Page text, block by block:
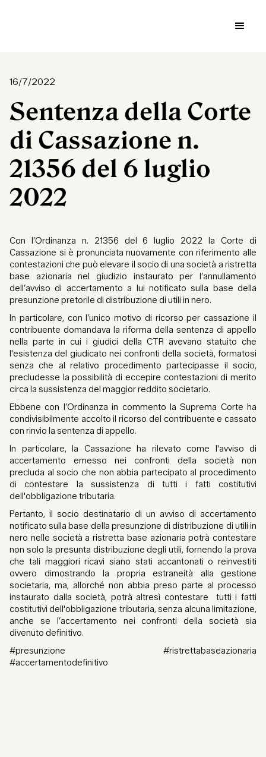
16/7/2022
Sentenza della Corte
di Cassazione n.
21356 del 6 luglio
2022
Con l’Ordinanza n. 21356 del 6 luglio 2022 la Corte di
Cassazione si è pronunciata nuovamente con riferimento alle
contestazioni che può elevare il socio di una società a ristretta
base azionaria nel giudizio instaurato per l’annullamento
dell’avviso di accertamento a lui notificato sulla base della
presunzione pretorile di distribuzione di utili in nero.
In particolare, con l’unico motivo di ricorso per cassazione il
contribuente domandava la riforma della sentenza di appello
nella parte in cui i giudici della CTR avevano statuito che
l'esistenza del giudicato nei confronti della società, formatosi
senza che al relativo procedimento partecipasse il socio,
precludesse la possibilità di eccepire contestazioni di merito
circa la sussistenza del maggior reddito societario.
Ebbene con l’Ordinanza in commento la Suprema Corte ha
condivisibilmente accolto il ricorso del contribuente e cassato
con rinvio la sentenza di appello.
In particolare, la Cassazione ha rilevato come l'avviso di
accertamento emesso nei confronti della società non
precluda al socio che non abbia partecipato al procedimento
di contestare la sussistenza di tutti i fatti costitutivi
dell'obbligazione tributaria.
Pertanto, il socio destinatario di un avviso di accertamento
notificato sulla base della presunzione di distribuzione di utili in
nero nelle società a ristretta base azionaria potrà contestare
non solo la presunta distribuzione degli utili, fornendo la prova
che tali maggiori ricavi siano stati accantonati o reinvestiti
ovvero dimostrando la propria estraneità alla gestione
societaria, ma, allorché non abbia preso parte al processo
instaurato dalla società, potrà altresì contestare tutti i fatti
costitutivi dell'obbligazione tributaria, senza alcuna limitazione,
anche se l’accertamento nei confronti della società sia
divenuto definitivo.
#presunzione #ristrettabaseazionaria
#accertamentodefinitivo